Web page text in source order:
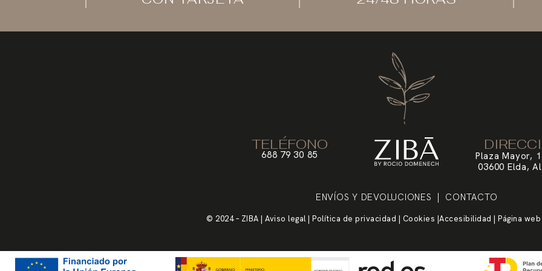
TELÉFONO
688 79 30 85
Plaza Mayor,
03600 Elda,
ENVÍOS Y DEVOLUCIONES | CONTACTO
© 2024 – ZIBA | Aviso legal | Política de privacidad | Cookies |Accesibilidad | Página